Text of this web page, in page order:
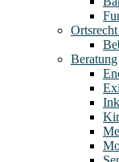
Beratung